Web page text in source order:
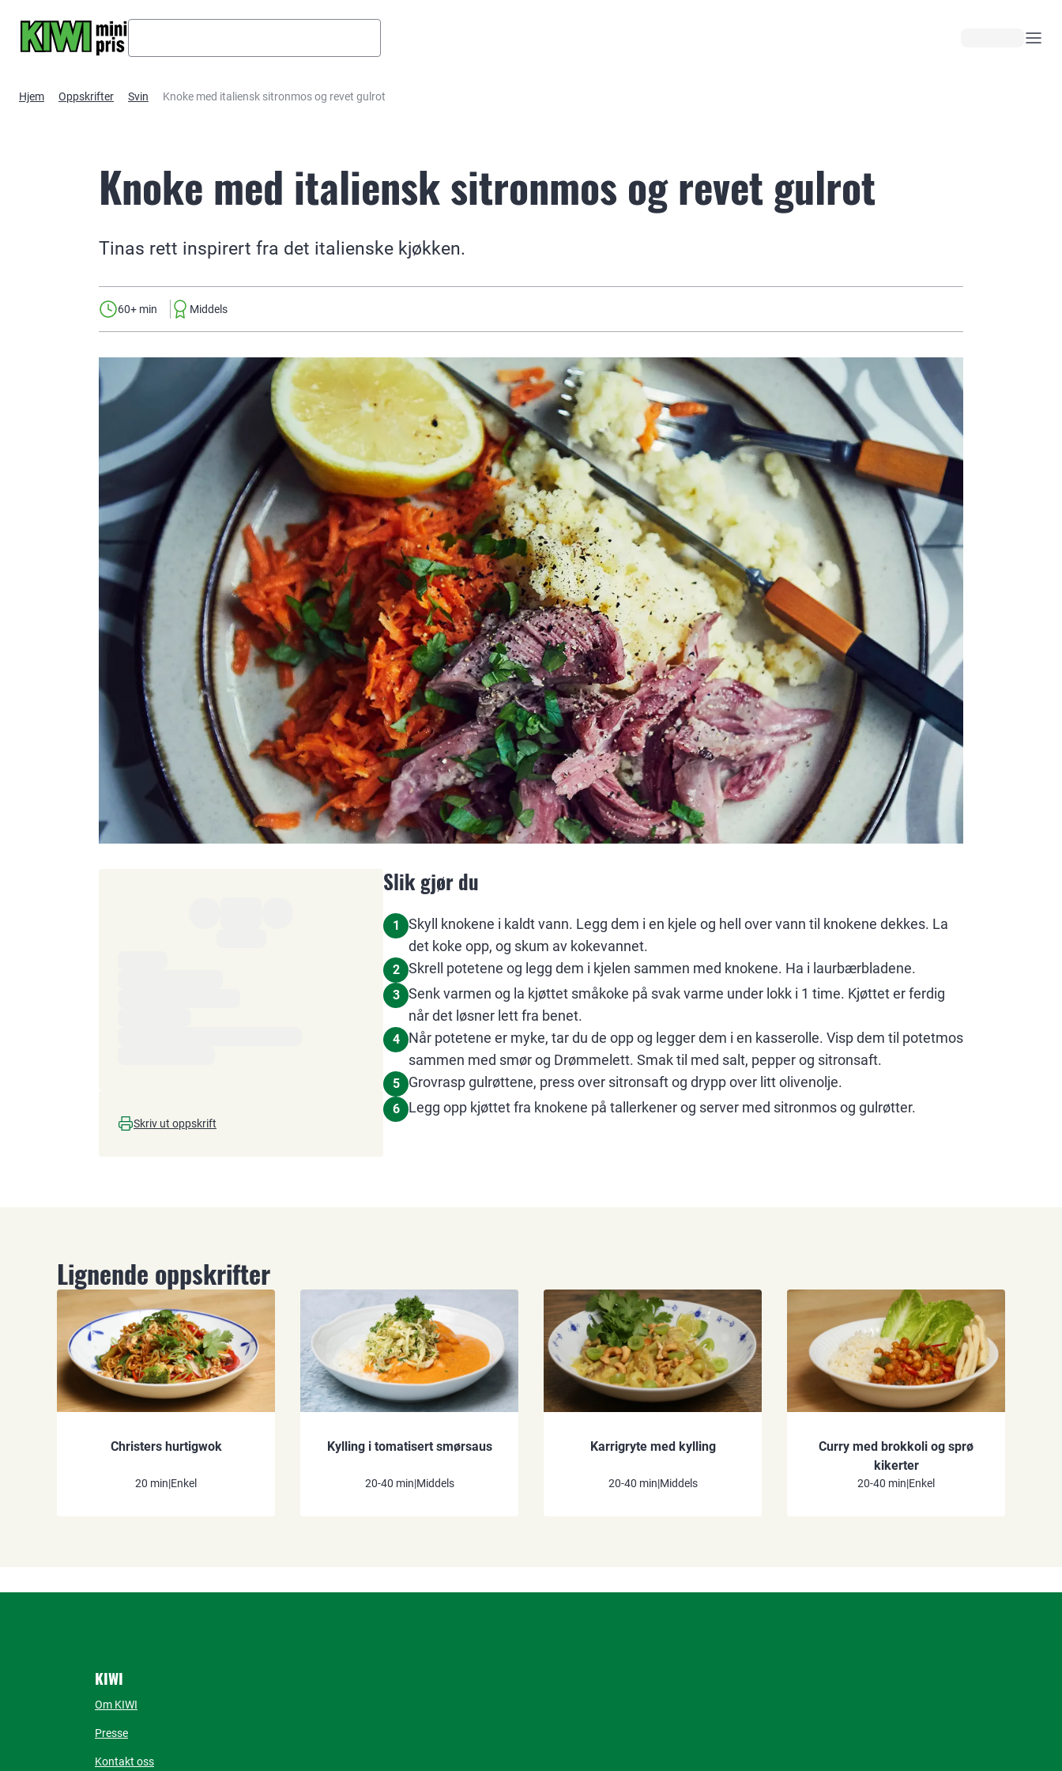
Hjem Oppskrifter Svin Knoke med italiensk sitronmos og revet gulrot
Knoke med italiensk sitronmos og revet gulrot
Tinas rett inspirert fra det italienske kjøkken.
60+ min Middels
Skriv ut oppskrift
Slik gjør du
1
Skyll knokene i kaldt vann. Legg dem i en kjele og hell over vann til knokene dekkes. La
det koke opp, og skum av kokevannet.
2 Skrell potetene og legg dem i kjelen sammen med knokene. Ha i laurbærbladene.
3
Senk varmen og la kjøttet småkoke på svak varme under lokk i 1 time. Kjøttet er ferdig
når det løsner lett fra benet.
4
Når potetene er myke, tar du de opp og legger dem i en kasserolle. Visp dem til potetmos
sammen med smør og Drømmelett. Smak til med salt, pepper og sitronsaft.
5 Grovrasp gulrøttene, press over sitronsaft og drypp over litt olivenolje.
6 Legg opp kjøttet fra knokene på tallerkener og server med sitronmos og gulrøtter.
Lignende oppskrifter
Christers hurtigwok
20 min|Enkel
Kylling i tomatisert smørsaus
20-40 min|Middels
Karrigryte med kylling
20-40 min|Middels
Curry med brokkoli og sprø
kikerter
20-40 min|Enkel
KIWI
Om KIWI
Presse
Kontakt oss